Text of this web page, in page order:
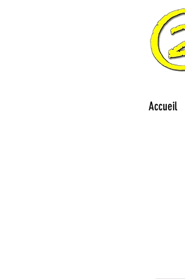
Accueil